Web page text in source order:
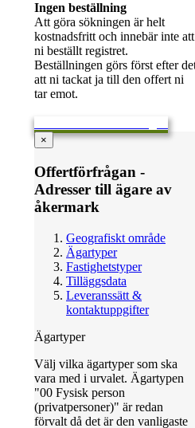
Ingen beställning
Att göra sökningen är helt
kostnadsfritt och innebär inte att
ni beställt registret.
Beställningen görs först efter
att ni tackat ja till den offert ni
tar emot.
×
Offertförfrågan -
Adresser till ägare av
åkermark
Geografiskt område
Ägartyper
Fastighetstyper
Tilläggsdata
Leveranssätt &
kontaktuppgifter
Ägartyper
Välj vilka ägartyper som ska
vara med i urvalet. Ägartypen
"00 Fysisk person
(privatpersoner)" är redan
förvalt då det är den vanligaste